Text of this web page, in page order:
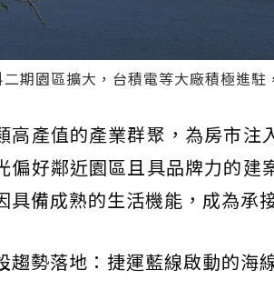
二期園區擴大，台積電等大廠積極進
高產值的產業群聚，為房市注
偏好鄰近園區且具品牌力的建
具備成熟的生活機能，成為承
趨勢落地：捷運藍線啟動的海